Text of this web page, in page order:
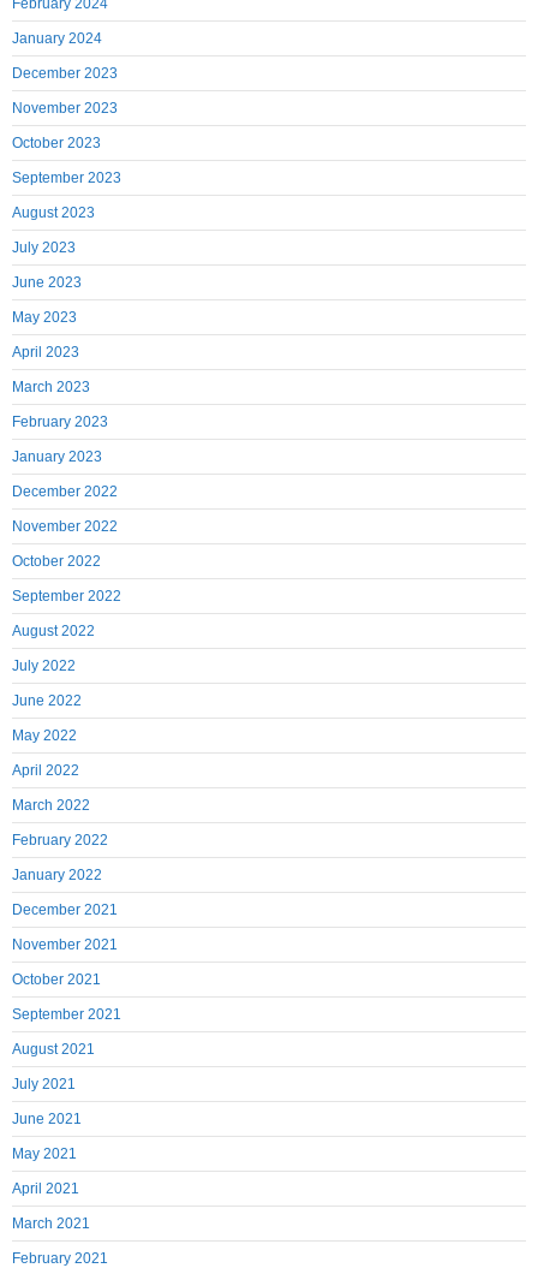
February 2024
January 2024
December 2023
November 2023
October 2023
September 2023
August 2023
July 2023
June 2023
May 2023
April 2023
March 2023
February 2023
January 2023
December 2022
November 2022
October 2022
September 2022
August 2022
July 2022
June 2022
May 2022
April 2022
March 2022
February 2022
January 2022
December 2021
November 2021
October 2021
September 2021
August 2021
July 2021
June 2021
May 2021
April 2021
March 2021
February 2021